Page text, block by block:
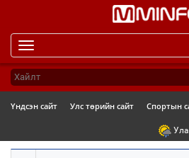
Үндсэн сайт Улс төрийн сайт Спортын